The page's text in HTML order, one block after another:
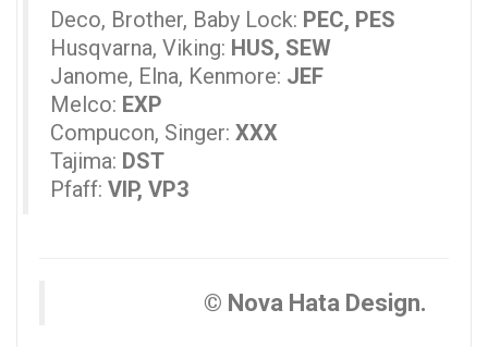
Deco, Brother, Baby Lock: PEC, PES
Husqvarna, Viking: HUS, SEW
Janome, Elna, Kenmore: JEF
Melco: EXP
Compucon, Singer: XXX
Tajima: DST
Pfaff: VIP, VP3
© Nova Hata Design.